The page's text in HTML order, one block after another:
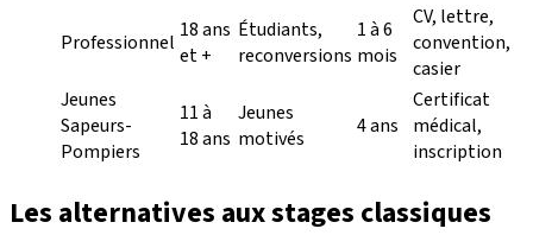
Professionnel 18 ans
et +
Étudiants,
reconversions
1 à 6
mois
CV, lettre,
convention,
casier
Jeunes
Sapeurs-
Pompiers
11 à
18 ans
Jeunes
motivés
4 ans
Certificat
médical,
inscription
Les alternatives aux stages classiques